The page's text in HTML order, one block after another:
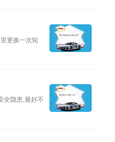
更换一次轮
全隐患,最好不